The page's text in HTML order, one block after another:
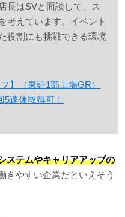
長はSVと面談して、ス
考えています。イベント
役割にも挑戦できる環境
】（東証1部上場GR）
連休取得可！
ステムやキャリアアップの
きやすい企業だといえそう